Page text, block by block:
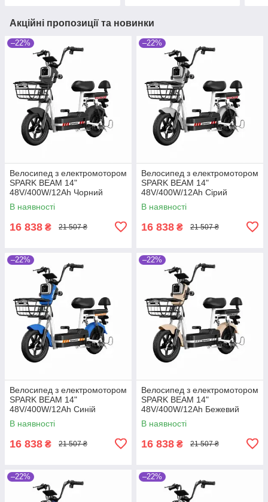
Акційні пропозиції та новинки
–22%
Велосипед з електромотором
SPARK BEAM 14"
48V/400W/12Ah Чорний
В наявності
16 838 ₴ 21 507 ₴
–22%
Велосипед з електромотором
SPARK BEAM 14"
48V/400W/12Ah Сірий
В наявності
16 838 ₴ 21 507 ₴
–22%
Велосипед з електромотором
SPARK BEAM 14"
48V/400W/12Ah Синій
В наявності
16 838 ₴ 21 507 ₴
–22%
Велосипед з електромотором
SPARK BEAM 14"
48V/400W/12Ah Бежевий
В наявності
16 838 ₴ 21 507 ₴
–22% –22%